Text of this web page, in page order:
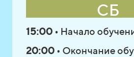
СБ
15:00 • Начало
20:00 • Окончание